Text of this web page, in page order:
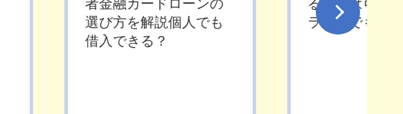
者金融カードローンの
選び方を解説個人でも
借入できる？
ることは可能
ラックでも借